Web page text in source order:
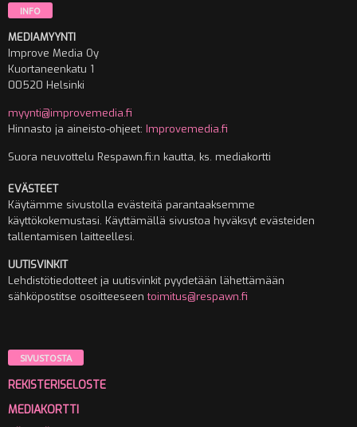
INFO
MEDIAMYYNTI
Improve Media Oy
Kuortaneenkatu 1
00520 Helsinki
myynti@improvemedia.fi
Hinnasto ja aineisto-ohjeet: Improvemedia.fi
Suora neuvottelu Respawn.fi:n kautta, ks. mediakortti
EVÄSTEET
Käytämme sivustolla evästeitä parantaaksemme
käyttökokemustasi. Käyttämällä sivustoa hyväksyt evästeiden
tallentamisen laitteellesi.
UUTISVINKIT
Lehdistötiedotteet ja uutisvinkit pyydetään lähettämään
sähköpostitse osoitteeseentoimitus@respawn.fi
SIVUSTOSTA
REKISTERISELOSTE
MEDIAKORTTI